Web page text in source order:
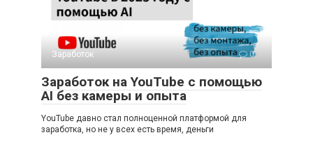
Заработок 0
Заработок на YouTube с помощью
AI без камеры и опыта
YouTube давно стал полноценной платформой для
заработка, но не у всех есть время, деньги